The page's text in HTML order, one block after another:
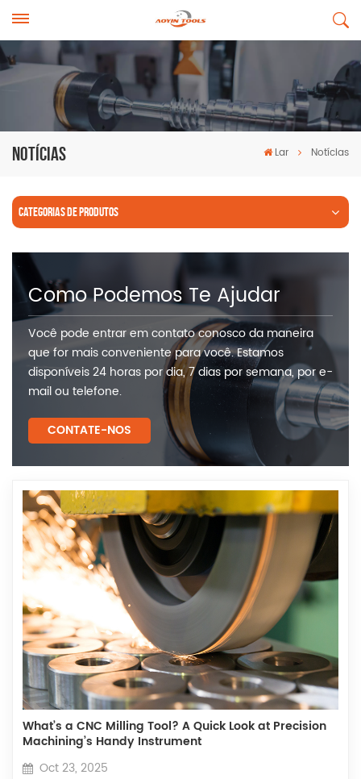
Notícias Lar Notícias
CATEGORIAS DE PRODUTOS
Como Podemos Te Ajudar
Você pode entrar em contato conosco da maneira
que for mais conveniente para você. Estamos
disponíveis 24 horas por dia, 7 dias por semana, por e-
mail ou telefone.
CONTATE-NOS
What’s a CNC Milling Tool? A Quick Look at Precision
Machining’s Handy Instrument
Oct 23, 2025